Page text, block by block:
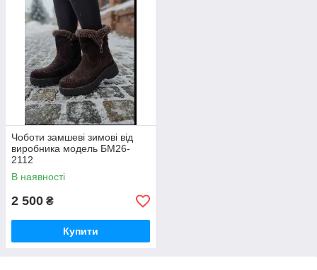
Чоботи замшеві зимові від
виробника модель БМ26-
2112
В наявності
2 500 ₴
Купити